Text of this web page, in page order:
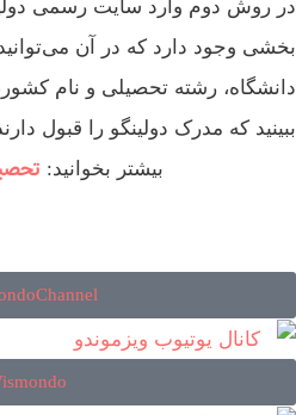
روش دوم وارد سایت رسمی
وجود دارد که در آن
رشته تحصیلی و نام
که مدرک دولینگو را قبول دارند.
بیشتر بخوانید:
Vismondo